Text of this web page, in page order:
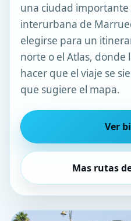
una ciudad
interurbana de
elegirse para un
norte o el Atlas, donde
hacer que el viaje se
que sugiere el mapa.
Ver
Mas rutas